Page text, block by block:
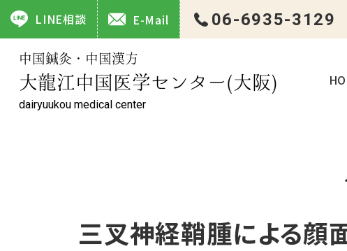
三叉神経鞘腫による顔面神経麻痺 ｜大龍江中国医学センター（大阪）
LINE相談 E-Mail 06-6935-3129
中国鍼灸・中国漢方
大龍江中国医学センター(大阪)
dairyuukou medical center
三叉神経鞘腫による顔